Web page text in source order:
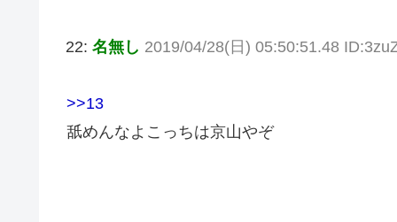
22: 名無し 2019/04/28(日) 05:50:51.48
>>13
舐めんなよこっちは京山やぞ